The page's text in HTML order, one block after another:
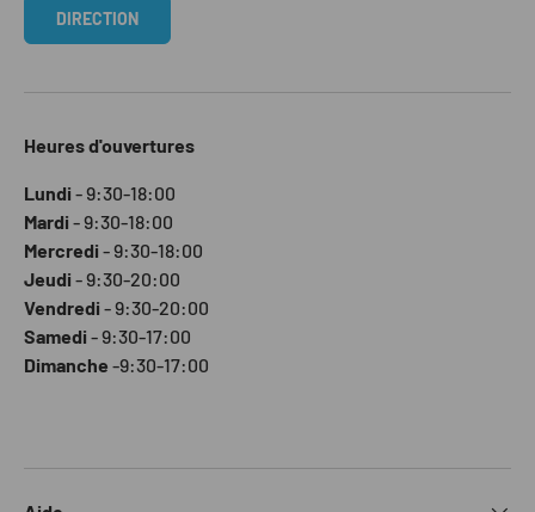
DIRECTION
Heures d'ouvertures
Lundi - 9:30-18:00
Mardi - 9:30-18:00
Mercredi - 9:30-18:00
Jeudi - 9:30-20:00
Vendredi - 9:30-20:00
Samedi - 9:30-17:00
Dimanche -9:30-17:00